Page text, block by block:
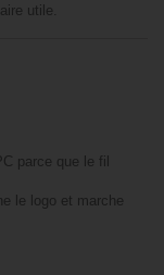
utile.
parce que le fil
le logo et marche